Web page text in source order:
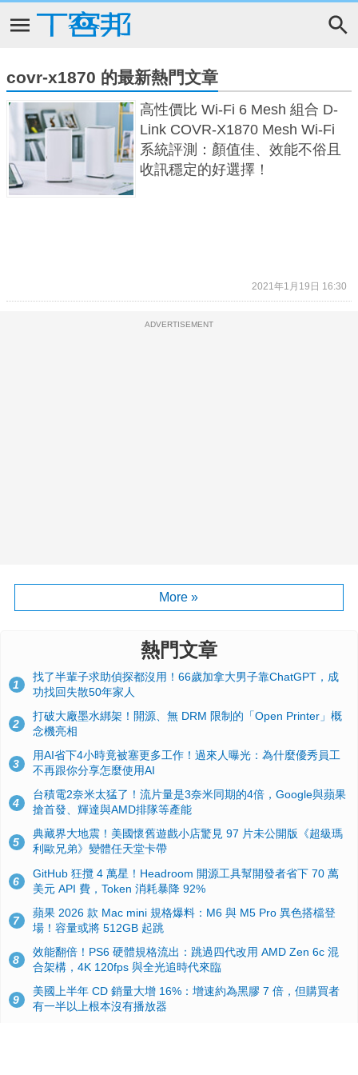
covr-x1870 的最新熱門文章
高性價比 Wi-Fi 6 Mesh 組合 D-
Link COVR-X1870 Mesh Wi-Fi
系統評測：顏值佳、效能不俗且
收訊穩定的好選擇！
2021年1月19日 16:30
ADVERTISEMENT
More »
熱門文章
1
找了半輩子求助偵探都沒用！66歲加拿大男子靠ChatGPT，成
功找回失散50年家人
2
打破大廠墨水綁架！開源、無 DRM 限制的「Open Printer」概
念機亮相
3
用AI省下4小時竟被塞更多工作！過來人曝光：為什麼優秀員工
不再跟你分享怎麼使用AI
4
台積電2奈米太猛了！流片量是3奈米同期的4倍，Google與蘋果
搶首發、輝達與AMD排隊等產能
5
典藏界大地震！美國懷舊遊戲小店驚見 97 片未公開版《超級瑪
利歐兄弟》變體任天堂卡帶
6
GitHub 狂攬 4 萬星！Headroom 開源工具幫開發者省下 70 萬
美元 API 費，Token 消耗暴降 92%
7
蘋果 2026 款 Mac mini 規格爆料：M6 與 M5 Pro 異色搭檔登
場！容量或將 512GB 起跳
8
效能翻倍！PS6 硬體規格流出：跳過四代改用 AMD Zen 6c 混
合架構，4K 120fps 與全光追時代來臨
9
美國上半年 CD 銷量大增 16%：增速約為黑膠 7 倍，但購買者
有一半以上根本沒有播放器